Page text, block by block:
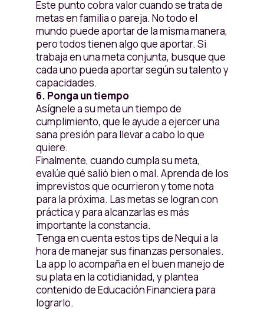
Este punto cobra valor cuando se trata de
metas en familia o pareja. No todo el
mundo puede aportar de la misma manera,
pero todos tienen algo que aportar. Si
trabaja en una meta conjunta, busque que
cada uno pueda aportar según su talento y
capacidades.
6. Ponga un tiempo
Asígnele a su meta un tiempo de
cumplimiento, que le ayude a ejercer una
sana presión para llevar a cabo lo que
quiere.
Finalmente, cuando cumpla su meta,
evalúe qué salió bien o mal. Aprenda de los
imprevistos que ocurrieron y tome nota
para la próxima. Las metas se logran con
práctica y para alcanzarlas es más
importante la constancia.
Tenga en cuenta estos tips de Nequi a la
hora de manejar sus finanzas personales.
La app lo acompaña en el buen manejo de
su plata en la cotidianidad, y plantea
contenido de Educación Financiera para
lograrlo.